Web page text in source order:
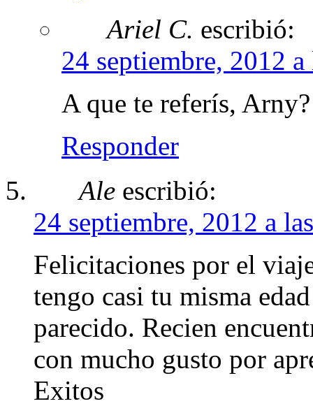
Ariel C. escribió:
24 septiembre, 2012
A que te referís,
Responder
Ale escribió:
24 septiembre, 2012 a
Felicitaciones por el
tengo casi tu misma
parecido. Recien
con mucho gusto por
Exitos